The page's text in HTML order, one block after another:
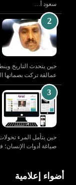
سعود أ…
حين يتحدث التاريخ
عمالقة تركت بصماتها
حين يتأمل المرء
صياغة أدوات
أضواء إعلامية